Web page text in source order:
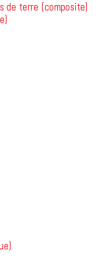
de terre (composite)